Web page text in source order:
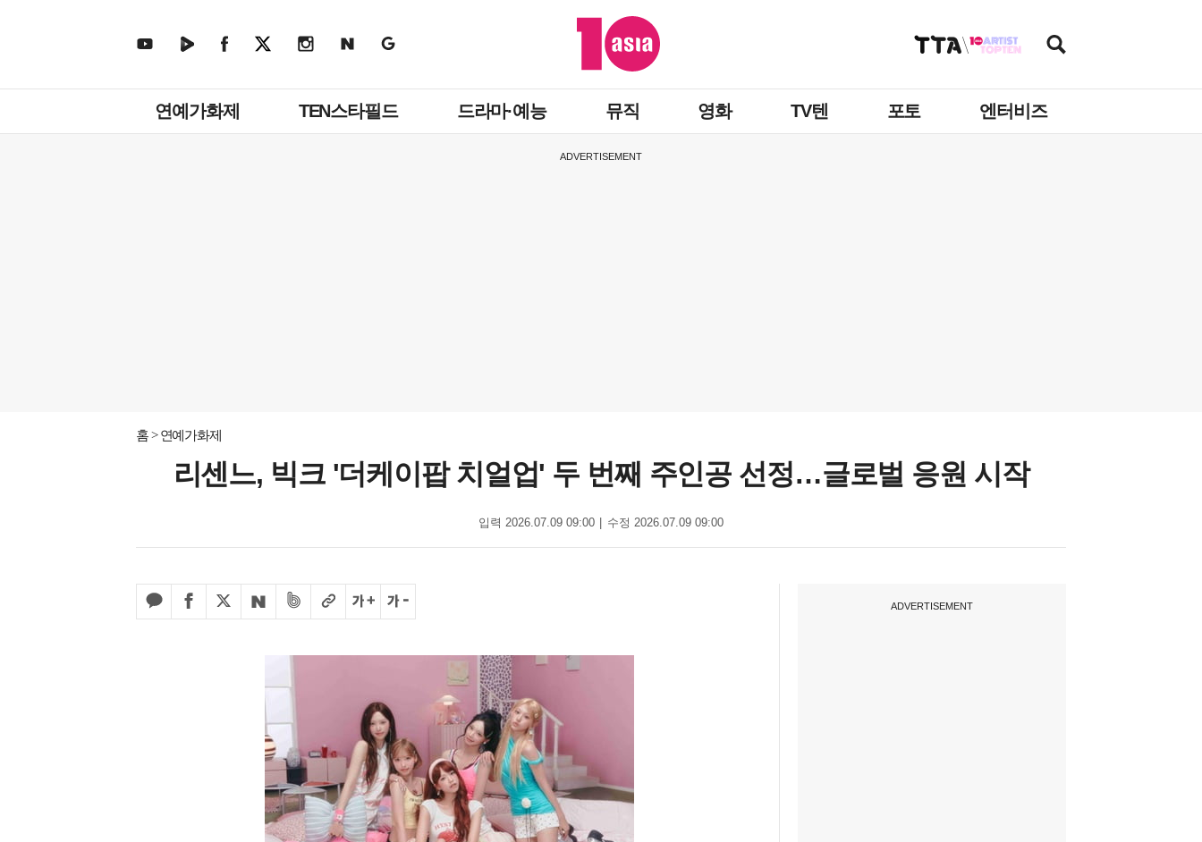
뉴
연예가화제 TEN스타필드 드라마·예능 뮤직 영화 TV텐 포토 엔터비즈
ADVERTISEMENT
홈 연예가화제
리센느, 빅크 '더케이팝 치얼업' 두 번째 주인공 선정…글로벌 응원 시작
입력 2026.07.09 09:00 수정 2026.07.09 09:00
ADVERTISEMENT